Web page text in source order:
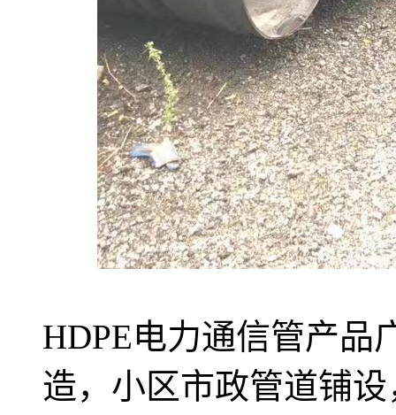
HDPE电力通信管产品
造，小区市政管道铺